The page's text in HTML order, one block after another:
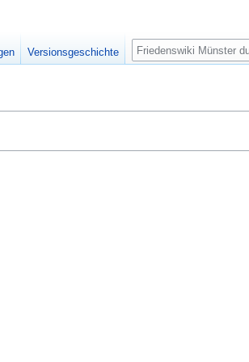
Versionsgeschichte Suche